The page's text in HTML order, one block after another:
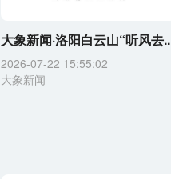
大象新闻·洛阳白云山“听风去
2026-07-22 15:55:02
大象新闻